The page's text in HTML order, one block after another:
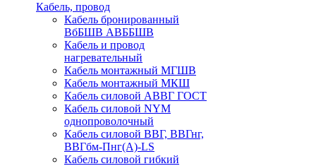
Кабель, провод
Кабель бронированный
ВбБШВ АВББШВ
Кабель и провод
нагревательный
Кабель монтажный МГШВ
Кабель монтажный МКШ
Кабель силовой АВВГ ГОСТ
Кабель силовой NYM
однопроволочный
Кабель силовой ВВГ, ВВГнг,
ВВГбм-Пнг(А)-LS
Кабель силовой гибкий